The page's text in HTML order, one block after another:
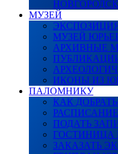
МУЗЕЙ
МУЗЕЙ
АРХИВНЫЕ
ИКОНЫ ИЗ
ПАЛОМНИКУ
КАК
ПОДАТЬ
ГОСТИНИЦА
ЗАКАЗАТЬ